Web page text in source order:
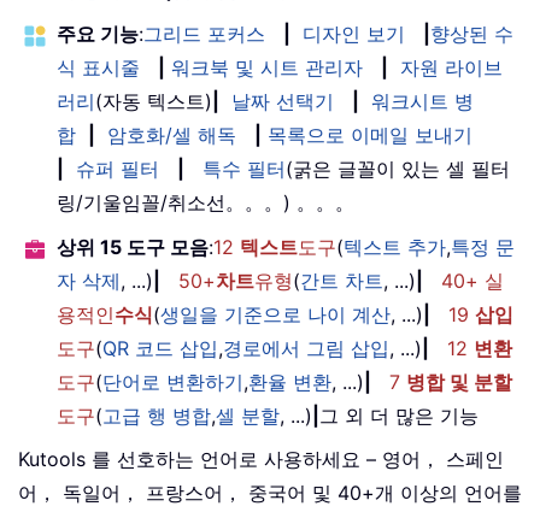
주요 기능:그리드 포커스 디자인 보기
향상된 수
식 표시줄
워크북 및 시트 관리자
자원 라이브
러리(자동 텍스트) 날짜 선택기
워크시트 병
합
암호화/셀 해독
목록으로 이메일 보내기
슈퍼 필터 특수 필터(굵은 글꼴이 있는 셀 필터
링/기울임꼴/취소선。。。) 。。。
상위 15 도구 모음:12 텍스트도구(텍스트 추가,특정 문
자 삭제, ...) 50+차트유형(간트 차트, ...)
40+ 실
용적인수식(생일을 기준으로 나이 계산, ...) 19 삽입
도구(QR 코드 삽입,경로에서 그림 삽입, ...) 12 변환
도구(단어로 변환하기,환율 변환, ...) 7 병합 및 분할
도구(고급 행 병합,셀 분할, ...) 그 외 더 많은 기능
Kutools 를 선호하는 언어로 사용하세요 – 영어， 스페인
어， 독일어， 프랑스어， 중국어 및 40+개 이상의 언어를